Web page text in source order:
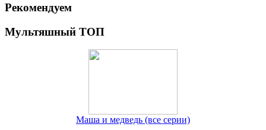
Рекомендуем
Мультяшный ТОП
Маша и медведь (все серии)